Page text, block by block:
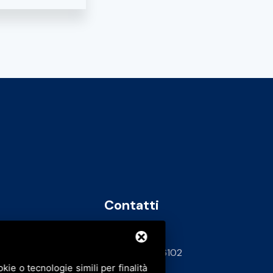
Contatti
info@bfspa.it
+39 0532 836102
o tecnologie simili per finalità